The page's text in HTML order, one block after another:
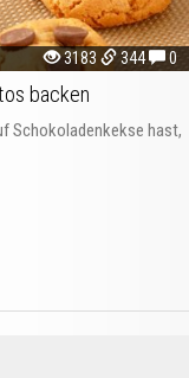
3183 344 0
backen
Schokoladenkekse hast,